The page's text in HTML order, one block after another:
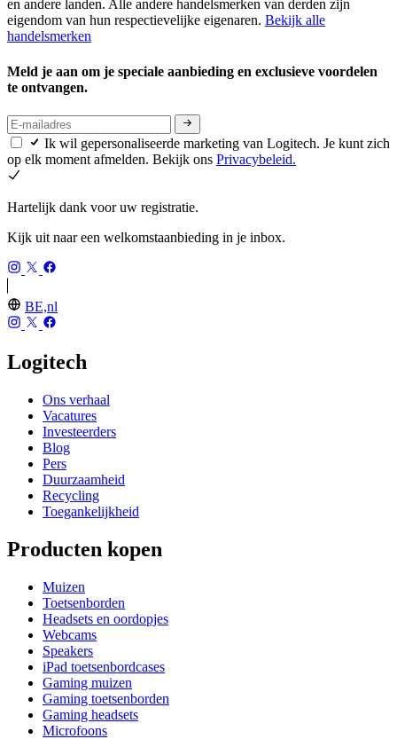
en andere landen. Alle andere handelsmerken van derden zijn
eigendom van hun respectievelijke eigenaren. Bekijk alle
handelsmerken
Meld je aan om je speciale aanbieding en exclusieve voordelen
te ontvangen.
Ik wil gepersonaliseerde marketing van Logitech. Je kunt zich
op elk moment afmelden. Bekijk ons Privacybeleid.
Hartelijk dank voor uw registratie.
Kijk uit naar een welkomstaanbieding in je inbox.
BE,nl
Logitech
Ons verhaal
Vacatures
Investeerders
Blog
Pers
Duurzaamheid
Recycling
Toegankelijkheid
Producten kopen
Muizen
Toetsenborden
Headsets en oordopjes
Webcams
Speakers
iPad toetsenbordcases
Gaming muizen
Gaming toetsenborden
Gaming headsets
Microfoons